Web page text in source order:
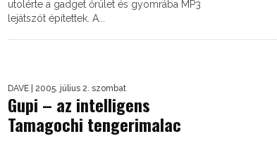
utolérte a gadget őrület és gyomrába MP3
lejátszót építettek. A...
DAVE | 2005. július 2. szombat
Gupi – az intelligens
Tamagochi tengerimalac